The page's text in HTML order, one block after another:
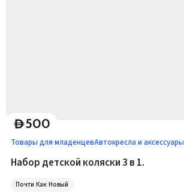
D500
Товары для младенцевАвтокресла и аксессуары
Набор детской коляски 3 в 1.
Почти Как Новый